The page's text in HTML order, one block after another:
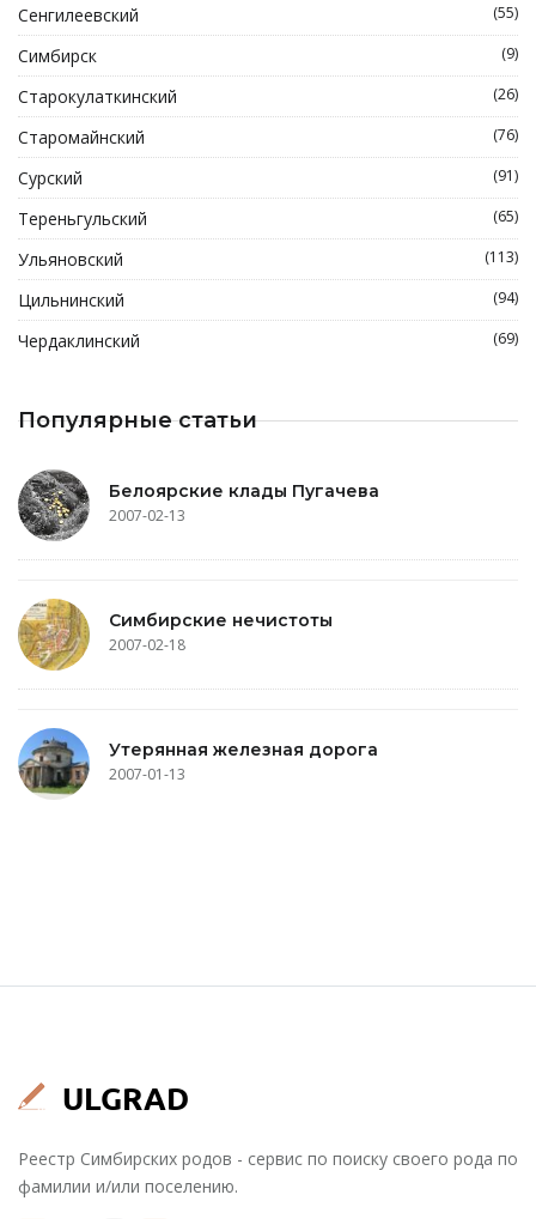
Сенгилеевский (55)
Симбирск (9)
Старокулаткинский (26)
Старомайнский (76)
Сурский (91)
Тереньгульский (65)
Ульяновский (113)
Цильнинский (94)
Чердаклинский (69)
Популярные статьи
Белоярские клады Пугачева
2007-02-13
Симбирские нечистоты
2007-02-18
Утерянная железная дорога
2007-01-13
Реестр Симбирских родов - сервис по поиску своего рода по
фамилии и/или поселению.